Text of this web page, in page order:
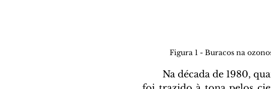
Figura 1 - Buracos na
	Na década de 1980, quando o assunto sobre os buracos na camada de ozônio